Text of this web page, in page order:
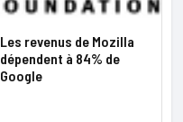
Les revenus de Mozilla
dépendent à 84% de
Google